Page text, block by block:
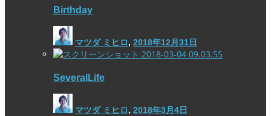
Birthday
マツダ ミヒロ, 2018年12月31日
SeveralLife
マツダ ミヒロ, 2018年3月4日